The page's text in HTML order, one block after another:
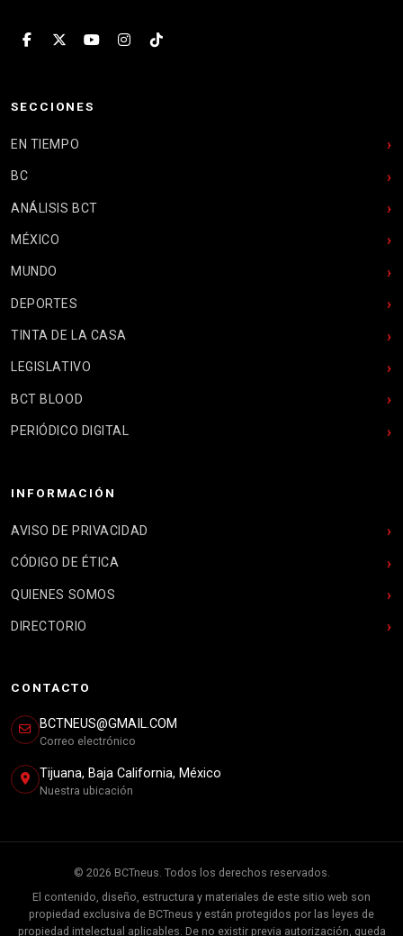
SECCIONES
EN TIEMPO
BC
ANÁLISIS BCT
MÉXICO
MUNDO
DEPORTES
TINTA DE LA CASA
LEGISLATIVO
BCT BLOOD
PERIÓDICO DIGITAL
INFORMACIÓN
AVISO DE PRIVACIDAD
CÓDIGO DE ÉTICA
QUIENES SOMOS
DIRECTORIO
CONTACTO
BCTNEUS@GMAIL.COM
Correo electrónico
Tijuana, Baja California, México
Nuestra ubicación
© 2026 BCTneus. Todos los derechos reservados.
El contenido, diseño, estructura y materiales de este sitio web son
propiedad exclusiva de BCTneus y están protegidos por las leyes de
propiedad intelectual aplicables. De no existir previa autorización, queda